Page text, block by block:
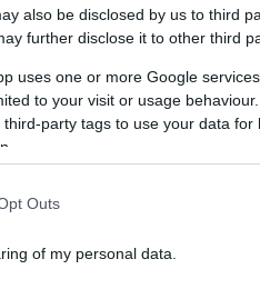
also be disclosed by us to third
further disclose it to other third
uses one or more Google
to your visit or usage
party tags to use your data for
Outs
of my personal data.